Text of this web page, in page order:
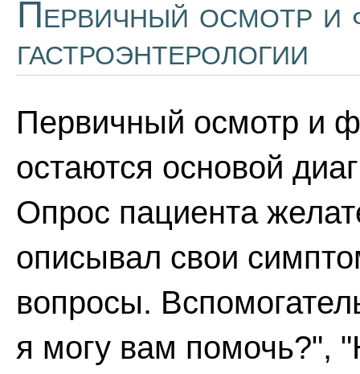
Первичный осмотр и
гастроэнтерологии
Первичный осмотр и
остаются основой
Опрос пациента
описывал свои
вопросы.
я могу вам помочь?",